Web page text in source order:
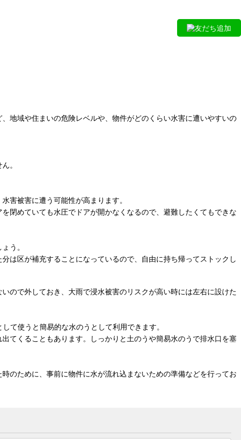
友だち追加
地域や住まいの危険レベルや、物件がどのくらい水害に遭いやすいの
。
害被害に遭う可能性が高まります。
閉めていても水圧でドアが開かなくなるので、避難したくてもできな
う。
は区が補充することになっているので、自由に持ち帰ってストックし
ので外しておき、大雨で浸水被害のリスクが高い時には左右に設けた
て使うと簡易的な水のうとして利用できます。
てくることもあります。しっかりと土のうや簡易水のうで排水口を塞
のために、事前に物件に水が流れ込まないための準備などを行ってお